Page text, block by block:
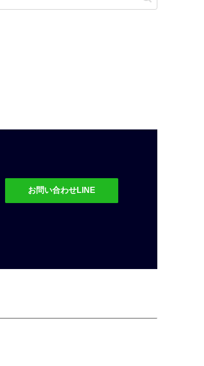
お問い合わせLINE